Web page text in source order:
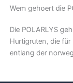
Wem gehoert die
Die POLARLYS
Hurtigruten, die
entlang der